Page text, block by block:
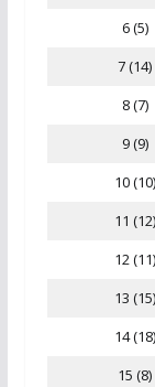
6 (5)
7 (14)
8 (7)
9 (9)
10 (10)
11 (12)
12 (11)
13 (15)
14 (18)
15 (8)